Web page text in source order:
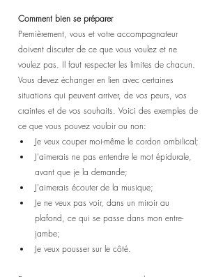
Comment bien se préparer
Premièrement, vous et votre accompagnateur
doivent discuter de ce que vous voulez et ne
voulez pas. Il faut respecter les limites de chacun.
Vous devez échanger en lien avec certaines
situations qui peuvent arriver, de vos peurs, vos
craintes et de vos souhaits. Voici des exemples de
ce que vous pouvez vouloir ou non:
Je veux couper moi-même le cordon ombilical;
J'aimerais ne pas entendre le mot épidurale,
avant que je la demande;
J'aimerais écouter de la musique;
Je ne veux pas voir, dans un miroir au
plafond, ce qui se passe dans mon entre-
jambe;
Je veux pousser sur le côté.